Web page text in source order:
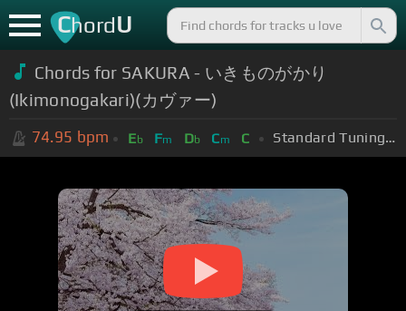
ChordU
Chords for SAKURA - いきものがかり
(Ikimonogakari)(カヴァー)
74.95 bpm Eb Fm Db Cm C Standard Tuning (EADGBE)